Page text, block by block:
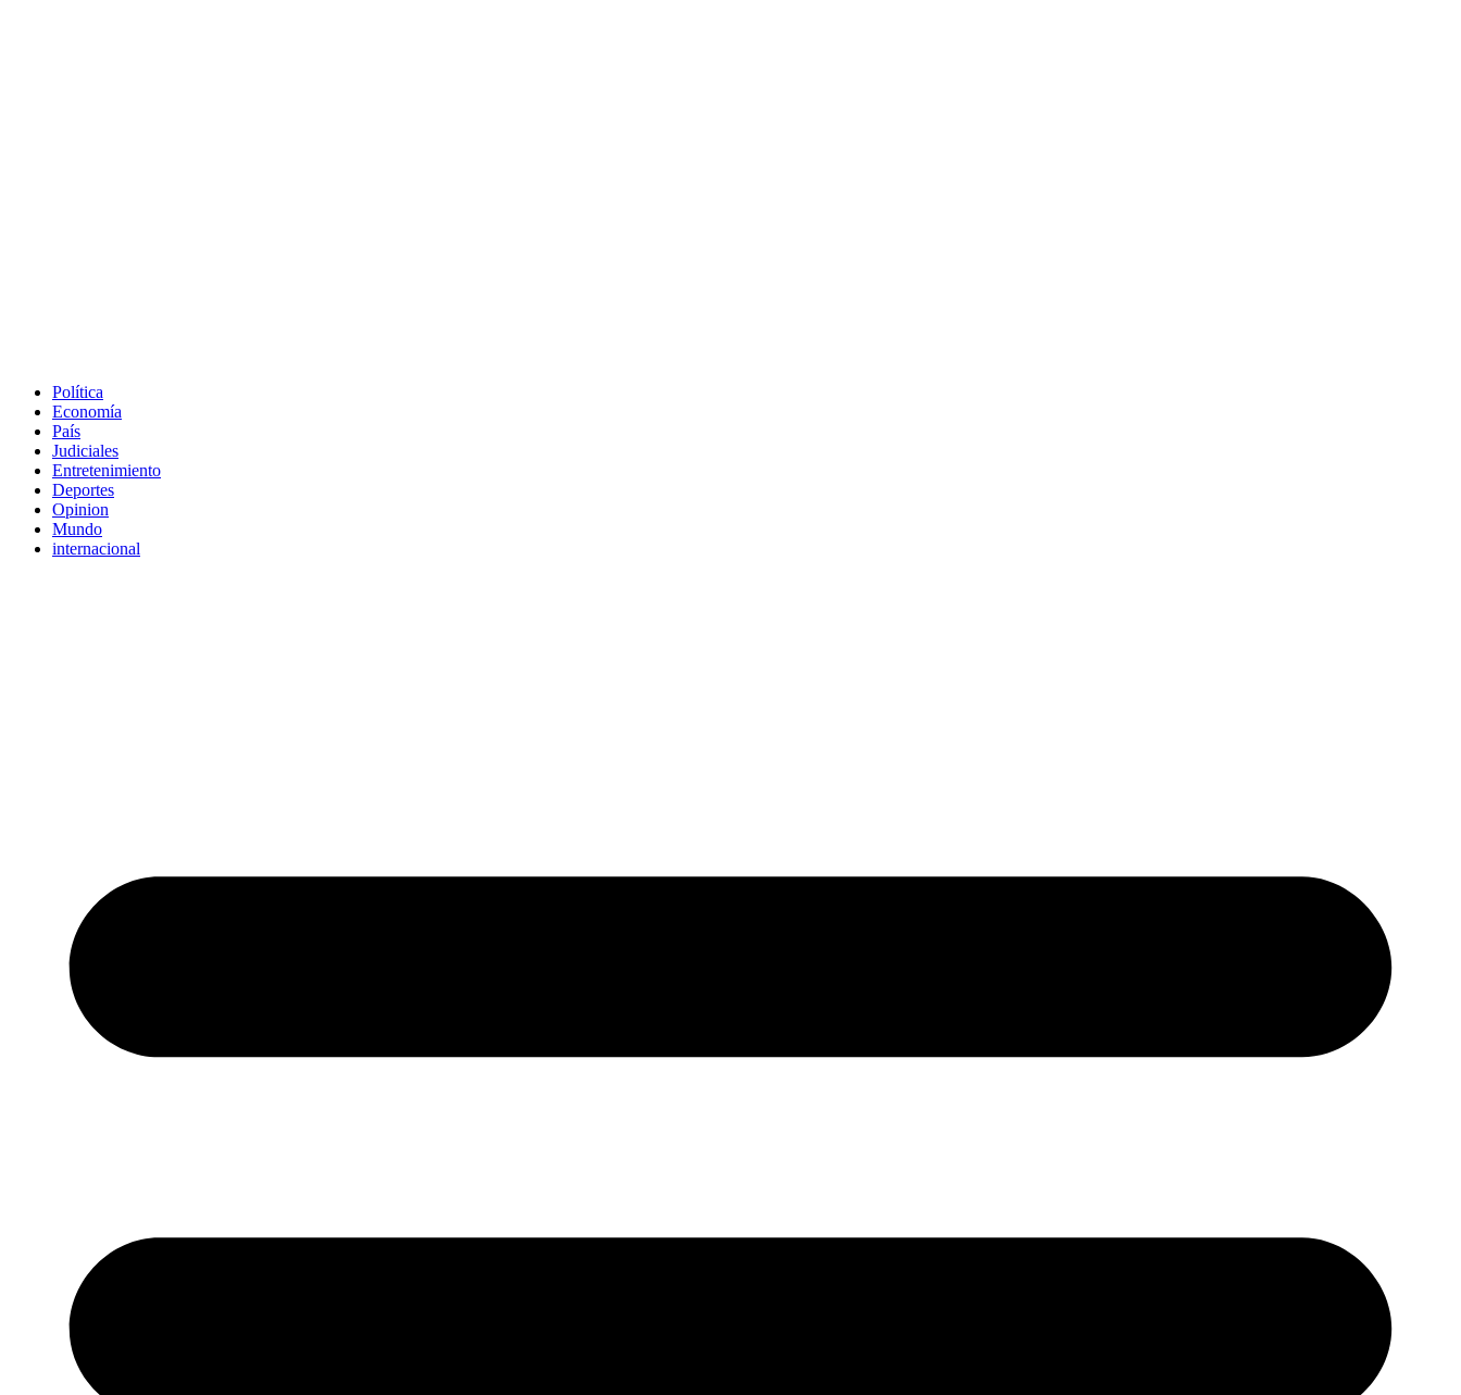
Política
Economía
País
Judiciales
Entretenimiento
Deportes
Opinion
Mundo
internacional